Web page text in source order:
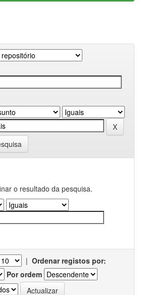
o resultado da pesquisa.
| Ordenar registos por:
Por ordem